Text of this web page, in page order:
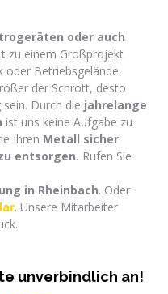
oder auch
zu einem Großprojekt
oder Betriebsgelände
der Schrott, desto
Durch die jahrelange
ist uns keine Aufgabe zu
Ihren Metall sicher
entsorgen. Rufen Sie
in Rheinbach. Oder
. Unsere Mitarbeiter
unverbindlich an!